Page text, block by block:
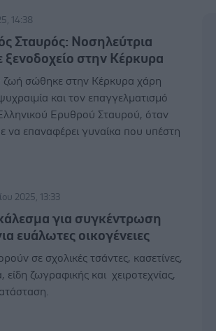
14:38
Σταυρός: Νοσηλεύτρια
στην Κέρκυρα
ζωή σώθηκε στην Κέρκυρα χάρη
και τον επαγγελματισμό
Ερυθρού Σταυρού, όταν
να επαναφέρει γυναίκα που υπέστη
2025, 13:33
για συγκέντρωση
ευάλωτες οικογένειες
σε σχολικές τσάντες, κασετίνες,
είδη ζωγραφικής και χειροτεχνίας,